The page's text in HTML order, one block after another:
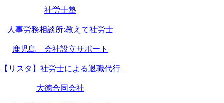
社労士塾
人事労務相談所:教えて社労士
鹿児島 会社設立サポート
【リスタ】社労士による退職代行
大徳合同会社